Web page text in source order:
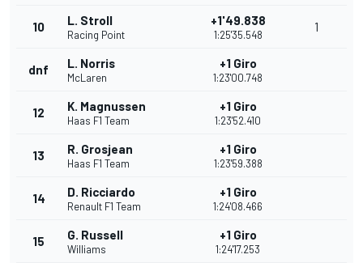
10 L. Stroll
Racing Point
+1'49.838
1:25'35.548
1
dnf L. Norris
McLaren
+1 Giro
1:23'00.748
12 K. Magnussen
Haas F1 Team
+1 Giro
1:23'52.410
13 R. Grosjean
Haas F1 Team
+1 Giro
1:23'59.388
14 D. Ricciardo
Renault F1 Team
+1 Giro
1:24'08.466
15 G. Russell
Williams
+1 Giro
1:24'17.253